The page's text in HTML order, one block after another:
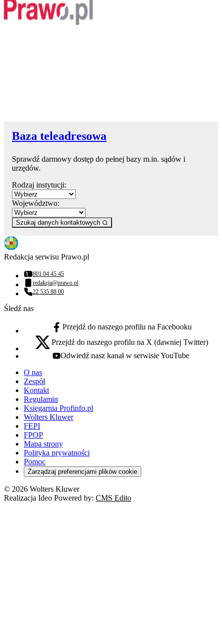
Baza teleadresowa
Sprawdź darmowy dostęp do pełnej bazy m.in. sądów i
urzędów.
Rodzaj instytucji:
Województwo:
Szukaj danych kontaktowych
Redakcja serwisu Prawo.pl
Numer telefonu:
801 04 45 45
Adres email:
redakcja@prawo.pl
Numer telefonu:
22 535 88 00
Śledź nas
facebook - otwiera się w nowej karcie
Przejdź do naszego profilu na Facebooku
x - otwiera się w nowej karcie
Przejdź do naszego profilu na X (dawniej Twitter)
youtube - otwiera się w nowej karcie
Odwiedź nasz kanał w serwisie YouTube
O nas
Zespół
Kontakt
Regulamin
Księgarnia Profinfo.pl
Wolters Kluwer
FEPI
FPOP
Mapa strony
Polityka prywatności
Pomoc
Zarządzaj preferencjami plików cookie
© 2026 Wolters Kluwer
Realizacja Ideo Powered by: CMS Edito